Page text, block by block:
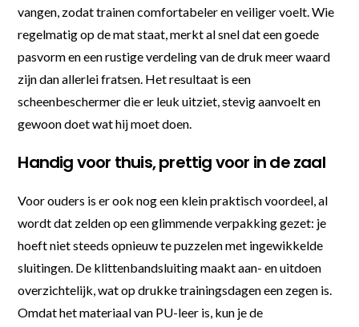
vangen, zodat trainen comfortabeler en veiliger voelt. Wie
regelmatig op de mat staat, merkt al snel dat een goede
pasvorm en een rustige verdeling van de druk meer waard
zijn dan allerlei fratsen. Het resultaat is een
scheenbeschermer die er leuk uitziet, stevig aanvoelt en
gewoon doet wat hij moet doen.
Handig voor thuis, prettig voor in de zaal
Voor ouders is er ook nog een klein praktisch voordeel, al
wordt dat zelden op een glimmende verpakking gezet: je
hoeft niet steeds opnieuw te puzzelen met ingewikkelde
sluitingen. De klittenbandsluiting maakt aan- en uitdoen
overzichtelijk, wat op drukke trainingsdagen een zegen is.
Omdat het materiaal van PU-leer is, kun je de